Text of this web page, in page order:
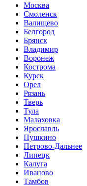
Москва
Смоленск
Валищево
Белгород
Брянск
Владимир
Воронеж
Кострома
Курск
Орел
Рязань
Тверь
Тула
Малаховка
Ярославль
Пушкино
Петрово-Дальнее
Липецк
Калуга
Иваново
Тамбов